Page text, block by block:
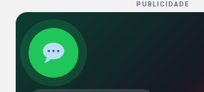
PUBLICIDADE